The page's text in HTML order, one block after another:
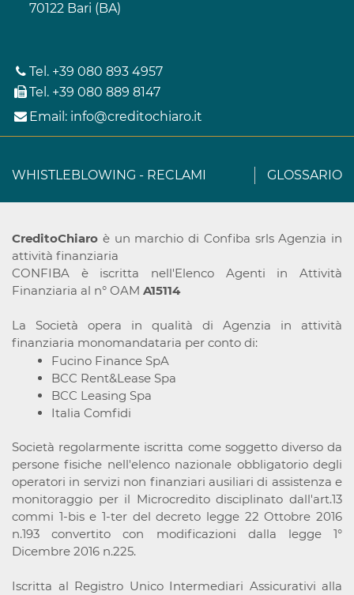
70122 Bari (BA)
Tel. +39 080 893 4957
Tel. +39 080 889 8147
Email: info@creditochiaro.it
WHISTLEBLOWING - RECLAMI GLOSSARIO
CreditoChiaro è un marchio di Confiba srls Agenzia in
attività finanziaria
CONFIBA è iscritta nell'Elenco Agenti in Attività
Finanziaria al n° OAM A15114
La Società opera in qualità di Agenzia in attività
finanziaria monomandataria per conto di:
Fucino Finance SpA
BCC Rent&Lease Spa
BCC Leasing Spa
Italia Comfidi
Società regolarmente iscritta come soggetto diverso da
persone fisiche nell'elenco nazionale obbligatorio degli
operatori in servizi non finanziari ausiliari di assistenza e
monitoraggio per il Microcredito disciplinato dall'art.13
commi 1-bis e 1-ter del decreto legge 22 Ottobre 2016
n.193 convertito con modificazioni dalla legge 1°
Dicembre 2016 n.225.
Iscritta al Registro Unico Intermediari Assicurativi alla